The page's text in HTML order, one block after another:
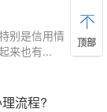
别是信用情
来也有...
流程?
顶部